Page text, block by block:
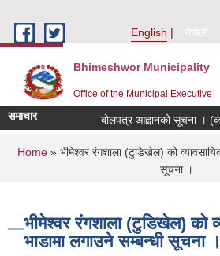
English
नेपाली
Bhimeshwor Municipality
Office of the Municipal Executive
समाचार बोलपत्र आह्वानको सूचना ।
You are here
Home » भीमेश्वर रंगशाला (टुडिखेल) को
सूचना ।
भीमेश्वर रंगशाला (टुडिखेल) को
भाडामा लगाउने सम्बन्धी सूचना ।